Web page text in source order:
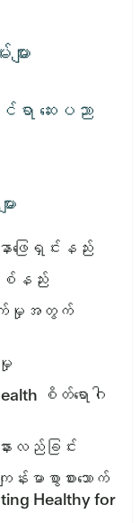
ား
ာ ဆေးပညာ
း
ဖြေရှင်းနည်း
စ်နည်း
က်မှုအတွက်
စိတ်ရောဂါ
လည်ခြင်း
းမာစွာစားသောက်
Healthy for